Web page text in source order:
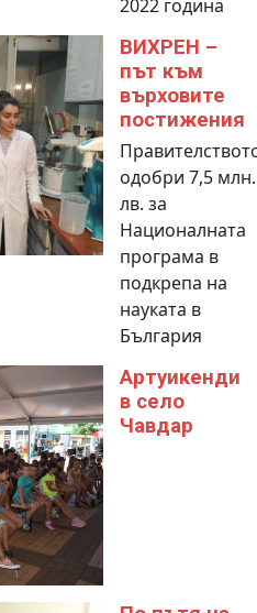
2022 година
ВИХРЕН –
път към
върховите
постижения
одобри 7,5 млн.
лв. за
Националната
програма в
подкрепа на
науката в
България
Артуикенди
в село
Чавдар